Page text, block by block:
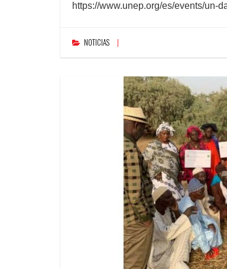
https://www.unep.org/es/events/un-
NOTICIAS